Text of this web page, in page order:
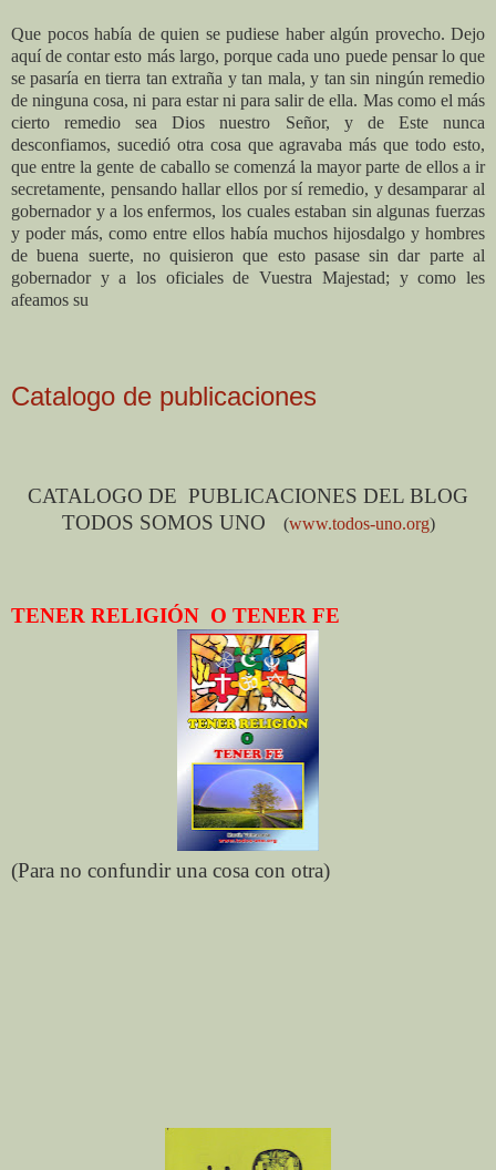
Que pocos había de quien se pudiese haber algún provecho. Dejo
aquí de contar esto más largo, porque cada uno puede pensar lo que
se pasaría en tierra tan extraña y tan mala, y tan sin ningún remedio
de ninguna cosa, ni para estar ni para salir de ella. Mas como el más
cierto remedio sea Dios nuestro Señor, y de Este nunca
desconfiamos, sucedió otra cosa que agravaba más que todo esto,
que entre la gente de caballo se comenzá la mayor parte de ellos a ir
secretamente, pensando hallar ellos por sí remedio, y desamparar al
gobernador y a los enfermos, los cuales estaban sin algunas fuerzas
y poder más, como entre ellos había muchos hijosdalgo y hombres
de buena suerte, no quisieron que esto pasase sin dar parte al
gobernador y a los oficiales de Vuestra Majestad; y como les
afeamos su
Catalogo de publicaciones
CATALOGO DE PUBLICACIONES DEL BLOG
TODOS SOMOS UNO
(www.todos-uno.org)
TENER RELIGIÓN O TENER FE
(Para no confundir una cosa con otra)